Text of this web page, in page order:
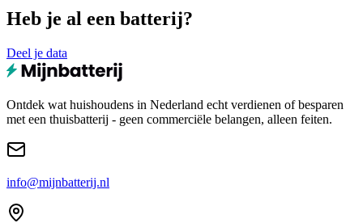
Heb je al een batterij?
Deel je data
Ontdek wat huishoudens in Nederland echt verdienen of besparen
met een thuisbatterij - geen commerciële belangen, alleen feiten.
info@mijnbatterij.nl